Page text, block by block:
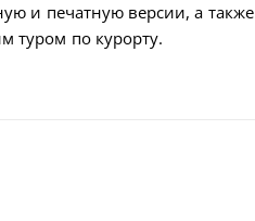
и печатную версии, а также
туром по курорту.